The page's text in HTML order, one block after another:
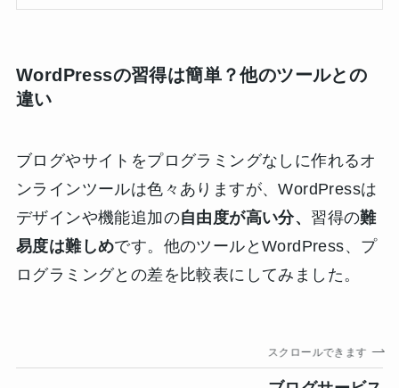
WordPressの習得は簡単？他のツールとの
違い
ブログやサイトをプログラミングなしに作れるオ
ンラインツールは色々ありますが、WordPressは
デザインや機能追加の自由度が高い分、 習得の難
易度は難しめです。他のツールとWordPress、プ
ログラミングとの差を比較表にしてみました。
スクロールできます